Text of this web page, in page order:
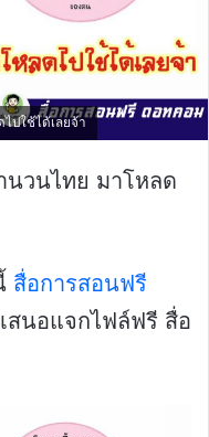
ปใช้ได้เลยจ้า
วนไทย มาโหลด
สื่อการสอนฟรี
สนอแจกไฟล์ฟรี สื่อ